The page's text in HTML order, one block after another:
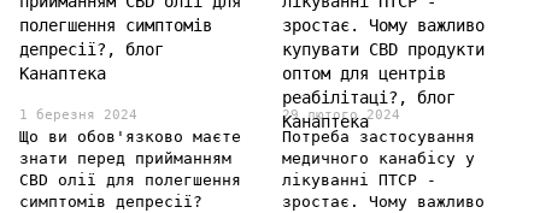
1 березня 2024
Що ви обов'язково маєте
знати перед прийманням
CBD олії для полегшення
симптомів депресії?
29 лютого 2024
Потреба застосування
медичного канабісу у
лікуванні ПТСР -
зростає. Чому важливо